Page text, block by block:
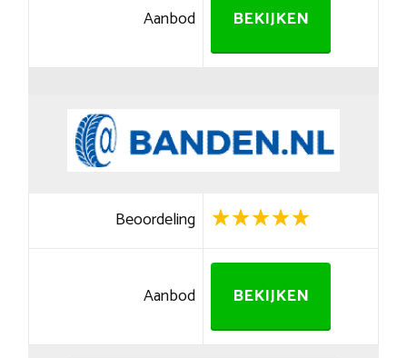
Aanbod BEKIJKEN
Beoordeling
Aanbod BEKIJKEN